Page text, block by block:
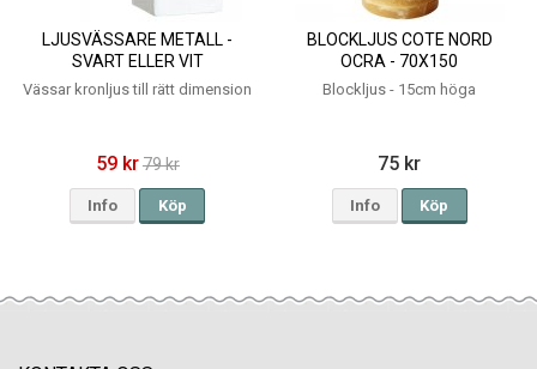
LJUSVÄSSARE METALL -
SVART ELLER VIT
Vässar kronljus till rätt dimension
59 kr79 kr
Info Köp
BLOCKLJUS COTE NORD
OCRA - 70X150
Blockljus - 15cm höga
75 kr
Info Köp